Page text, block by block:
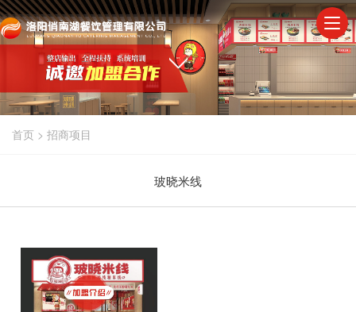
首页 > 招商项目
玻晓米线